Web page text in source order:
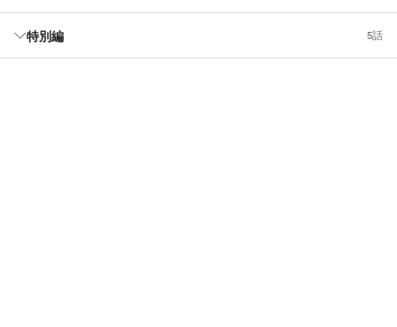
特別編 5話